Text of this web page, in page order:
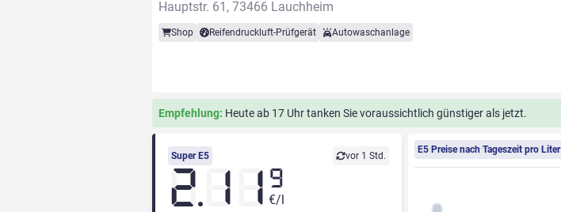
Hauptstr. 61, 73466 Lauchheim
Shop Reifendruckluft-Prüfgerät Autowaschanlage
Empfehlung: Heute ab 17 Uhr tanken Sie voraussichtlich günstiger als jetzt.
Super E5 vor 1 Std.
2.11 9
€/l
E5 Preise nach Tageszeit pro Liter